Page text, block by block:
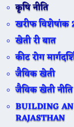
कृषि नीति
खरीफ विशेषांक
खेती री बात
कीट रोग
जैविक खेती
जैविक खेती नीति
BUILDING
RAJASTHAN